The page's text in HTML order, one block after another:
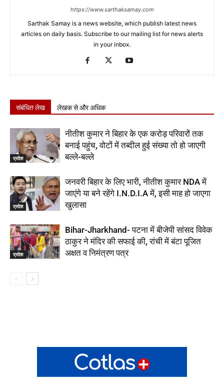
https://www.sarthaksamay.com
Sarthak Samay is a news website, which publish latest news
articles on daily basis. Subscribe to our mailing list for news alerts
in your inbox.
संबंधित लेख लेखक से और अधिक
प्रदेश
नीतीश कुमार ने बिहार के एक करोड़ परिवारों तक
बनाई पहुंच, वोटों में तब्दील हुई संख्या तो हो जाएगी
बल्ले-बल्ले
प्रदेश
जनवरी बिहार के लिए भारी, नीतीश कुमार NDA में
जाएंगे या बने रहेंगे I.N.D.I.A में, इसी माह हो जाएगा
खुलासा
प्रदेश
Bihar-Jharkhand- पटना में बीजेपी सांसद विवेक
ठाकुर ने मंदिर की सफाई की, रांची में बंटा पूजित
अक्षत व निमंत्रण पत्र